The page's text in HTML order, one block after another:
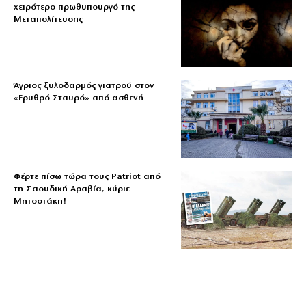
χειρότερο πρωθυπουργό της
Μεταπολίτευσης
Άγριος ξυλοδαρμός γιατρού στον
«Ερυθρό Σταυρό» από ασθενή
Φέρτε πίσω τώρα τους Patriot από
τη Σαουδική Αραβία, κύριε
Μητσοτάκη!